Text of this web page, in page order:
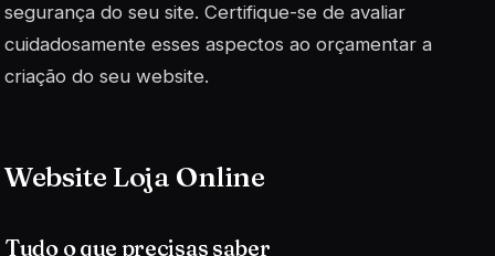
segurança do seu site. Certifique-se de avaliar
cuidadosamente esses aspectos ao orçamentar a
criação do seu website.
Website Loja Online
Tudo o que precisas saber